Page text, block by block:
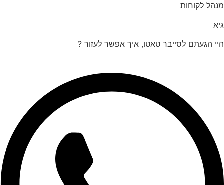
לקוחות
הגעתם לסייבר טאטו, איך אפשר לעזור ?